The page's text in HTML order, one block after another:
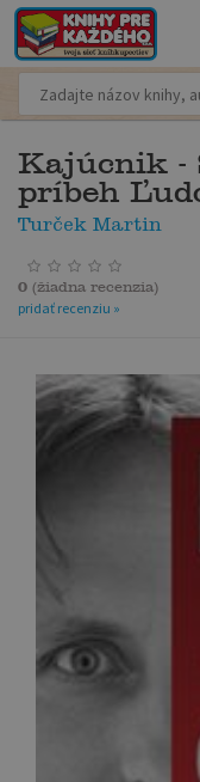
Kajúcnik -
príbeh
Turček Martin
0 (žiadna recenzia)
pridať recenziu »